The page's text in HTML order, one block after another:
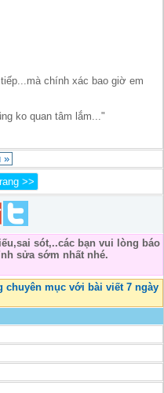
chính xác bao giờ em
ko quan tâm lắm..."
»
sót,..các bạn vui lòng báo
sửa sớm nhất nhé.
chuyên mục với bài viết 7 ngày